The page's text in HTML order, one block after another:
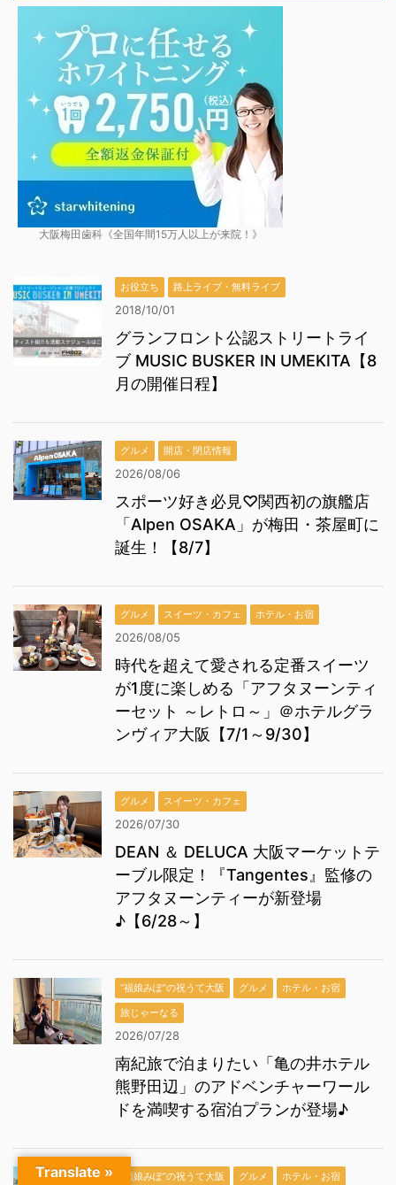
大阪梅田歯科《全国年間15万人以上が来院！》
お役立ち 路上ライブ・無料ライブ
2018/10/01
グランフロント公認ストリートライ
ブ MUSIC BUSKER IN UMEKITA【8
月の開催日程】
グルメ 開店・閉店情報
2026/08/06
スポーツ好き必見♡関西初の旗艦店
「Alpen OSAKA」が梅田・茶屋町に
誕生！【8/7】
グルメ スイーツ・カフェ ホテル・お宿
2026/08/05
時代を超えて愛される定番スイーツ
が1度に楽しめる「アフタヌーンティ
ーセット ～レトロ～」＠ホテルグラ
ンヴィア大阪【7/1～9/30】
グルメ スイーツ・カフェ
2026/07/30
DEAN ＆ DELUCA 大阪マーケットテ
ーブル限定！『Tangentes』監修の
アフタヌーンティーが新登場
♪【6/28～】
“福娘みぽ”の祝うて大阪 グルメ
ホテル・お宿
旅じゃーなる
2026/07/28
南紀旅で泊まりたい「亀の井ホテル
熊野田辺」のアドベンチャーワール
ドを満喫する宿泊プランが登場♪
“福娘みぽ”の祝うて大阪 グルメ ホテル・お宿
Translate »